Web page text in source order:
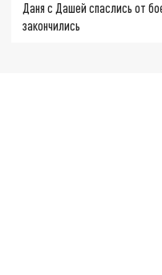
Даня с Дашей спаслись от
закончились